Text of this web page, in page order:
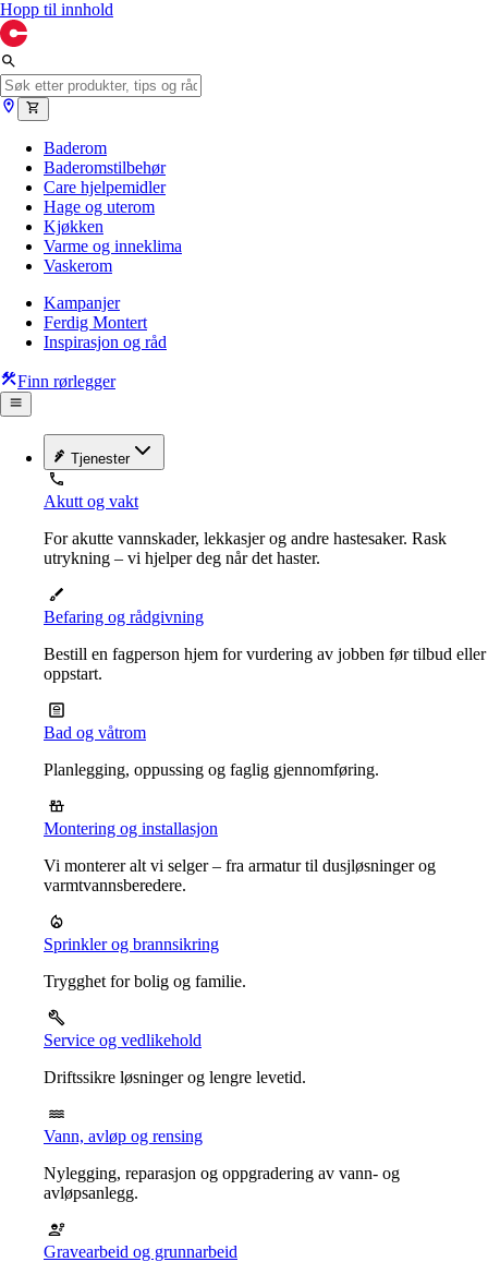
Hopp til innhold
Baderom
Baderomstilbehør
Care hjelpemidler
Hage og uterom
Kjøkken
Varme og inneklima
Vaskerom
Kampanjer
Ferdig Montert
Inspirasjon og råd
Finn rørlegger
Tjenester
Akutt og vakt
For akutte vannskader, lekkasjer og andre hastesaker. Rask
utrykning – vi hjelper deg når det haster.
Befaring og rådgivning
Bestill en fagperson hjem for vurdering av jobben før tilbud eller
oppstart.
Bad og våtrom
Planlegging, oppussing og faglig gjennomføring.
Montering og installasjon
Vi monterer alt vi selger – fra armatur til dusjløsninger og
varmtvannsberedere.
Sprinkler og brannsikring
Trygghet for bolig og familie.
Service og vedlikehold
Driftssikre løsninger og lengre levetid.
Vann, avløp og rensing
Nylegging, reparasjon og oppgradering av vann- og
avløpsanlegg.
Gravearbeid og grunnarbeid